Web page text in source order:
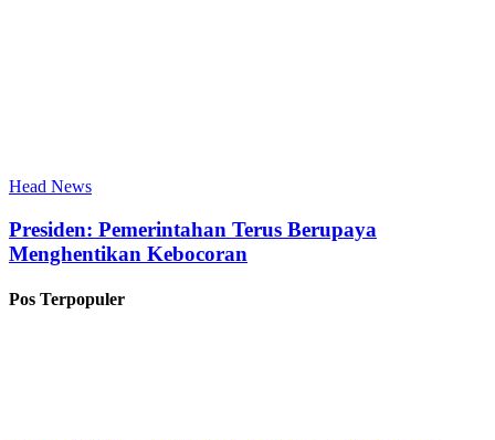
Head News
Presiden: Pemerintahan Terus Berupaya
Menghentikan Kebocoran
Pos Terpopuler